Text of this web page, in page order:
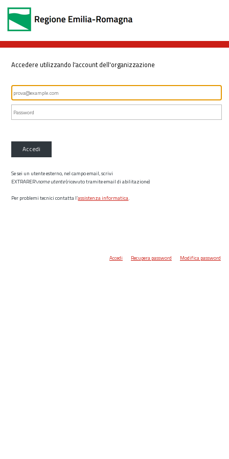
Accedere utilizzando l'account dell'organizzazione
Accedi
Se sei un utente esterno, nel campo email, scrivi
EXTRARER\nome utente(ricevuto tramite email di abilitazione)
Per problemi tecnici contatta l’assistenza informatica.
Accedi Recupera password Modifica password